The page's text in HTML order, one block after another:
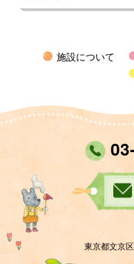
施設について
東京都文京